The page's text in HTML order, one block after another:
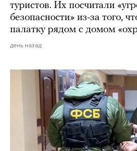
туристов. Их посчитали
безопасности» из-за того,
палатку рядом с домом
день назад